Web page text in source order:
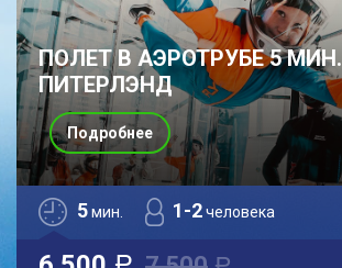
ПОЛЕТ В АЭРОТРУБЕ 5 МИН.
ПИТЕРЛЭНД
5мин. 1-2человека
Подробнее